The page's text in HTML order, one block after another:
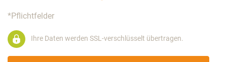
*Pflichtfelder
Ihre Daten werden SSL-verschlüsselt übertragen.